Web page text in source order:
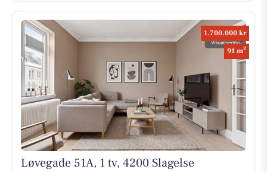
1.700.000 kr
91 m2
Løvegade 51A, 1 tv, 4200 Slagelse